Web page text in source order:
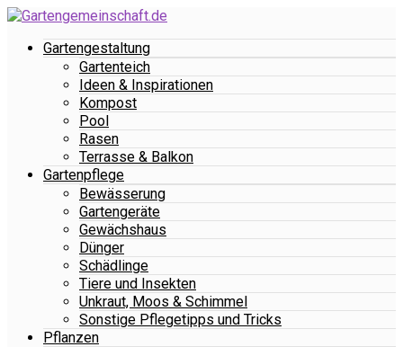
Gartengestaltung
Gartenteich
Ideen & Inspirationen
Kompost
Pool
Rasen
Terrasse & Balkon
Gartenpflege
Bewässerung
Gartengeräte
Gewächshaus
Dünger
Schädlinge
Tiere und Insekten
Unkraut, Moos & Schimmel
Sonstige Pflegetipps und Tricks
Pflanzen